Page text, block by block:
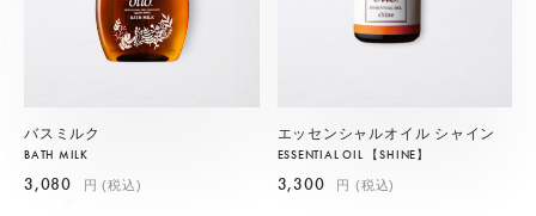
バスミルク
BATH MILK
3,080 円 (税込)
エッセンシャルオイル シャイン
ESSENTIAL OIL 【SHINE】
3,300 円 (税込)